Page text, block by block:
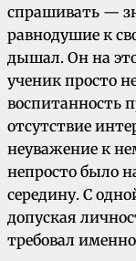
спрашивать —
равнодушие к
дышал. Он на
ученик просто
воспитанность
отсутствие
неуважение к
непросто было
середину. С
допуская
требовал именно